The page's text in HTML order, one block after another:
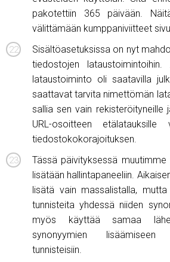
pakotettiin 365 päivään.
välittämään kumppaniviitteet
Sisältöasetuksissa on nyt
tiedostojen
lataustoiminto oli saatavilla
saattavat tarvita nimettömän
sallia sen vain rekisteröityneille
URL-osoitteen
tiedostokokorajoituksen.
Tässä päivityksessä
lisätään hallintapaneeliin.
lisätä vain massalistalla,
tunnisteita yhdessä niiden
myös käyttää samaa
synonyymien
tunnisteisiin.